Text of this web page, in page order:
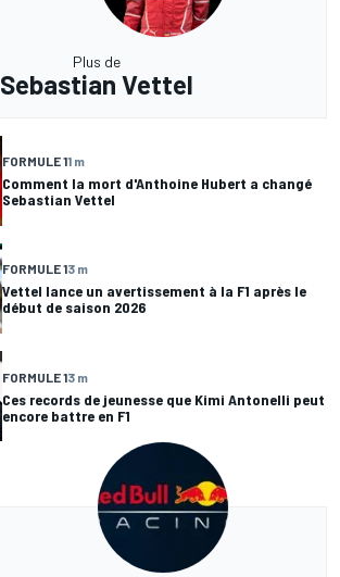
Plus de
Sebastian Vettel
FORMULE 11 m
Comment la mort d'Anthoine Hubert a changé
Sebastian Vettel
FORMULE 13 m
Vettel lance un avertissement à la F1 après le
début de saison 2026
FORMULE 13 m
Ces records de jeunesse que Kimi Antonelli peut
encore battre en F1